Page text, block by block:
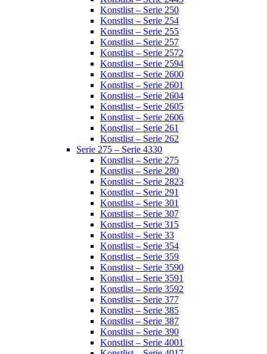
Konstlist – Serie 250
Konstlist – Serie 254
Konstlist – Serie 255
Konstlist – Serie 257
Konstlist – Serie 2572
Konstlist – Serie 2594
Konstlist – Serie 2600
Konstlist – Serie 2601
Konstlist – Serie 2604
Konstlist – Serie 2605
Konstlist – Serie 2606
Konstlist – Serie 261
Konstlist – Serie 262
Serie 275 – Serie 4330
Konstlist – Serie 275
Konstlist – Serie 280
Konstlist – Serie 2823
Konstlist – Serie 291
Konstlist – Serie 301
Konstlist – Serie 307
Konstlist – Serie 315
Konstlist – Serie 33
Konstlist – Serie 354
Konstlist – Serie 359
Konstlist – Serie 3590
Konstlist – Serie 3591
Konstlist – Serie 3592
Konstlist – Serie 377
Konstlist – Serie 385
Konstlist – Serie 387
Konstlist – Serie 390
Konstlist – Serie 4001